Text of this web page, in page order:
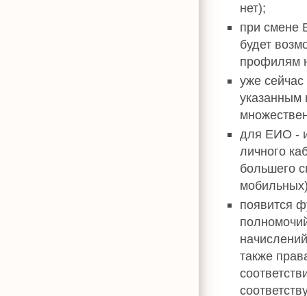
нет);
при смене
будет
профилям
уже
указанным
для ЕИО -
личного
большего
появится
также